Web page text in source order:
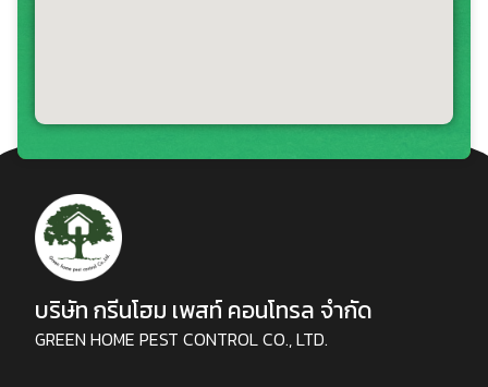
บริษัท กรีนโฮม เพสท์ คอนโทรล จำกัด
GREEN HOME PEST CONTROL CO., LTD.